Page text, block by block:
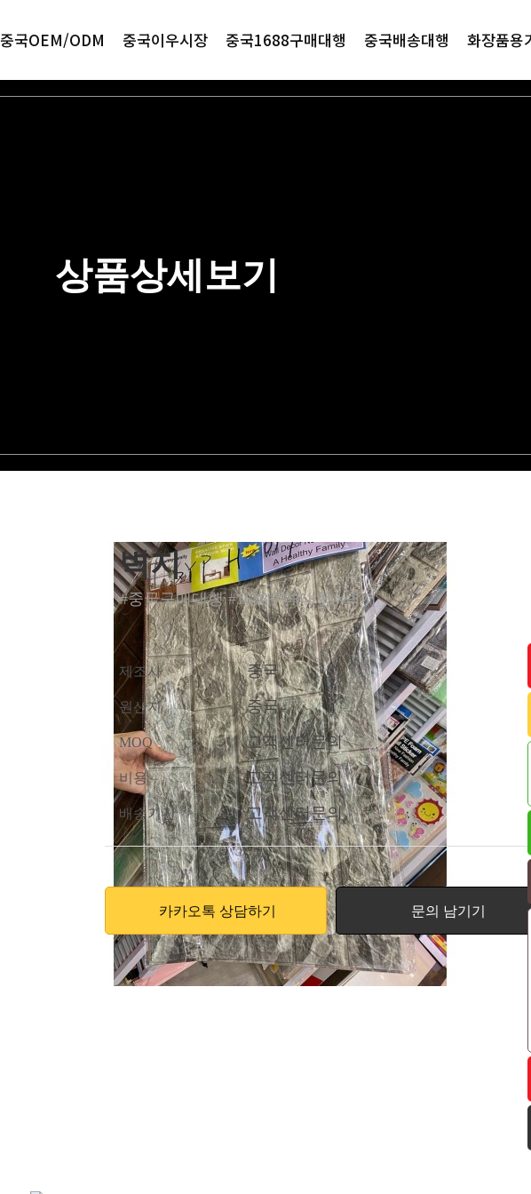
중국OEM/ODM 중국이우시장 중국1688구매대행 중국배송대행 화장품용
상품상세보기
벽지
#중국구매대행 #1688구매대행 #벽지
제조사 중국
원산지 중국
MOQ 고객센터문의
비용 고객센터문의
배송기간 고객센터문의
카카오톡 상담하기 문의 남기기